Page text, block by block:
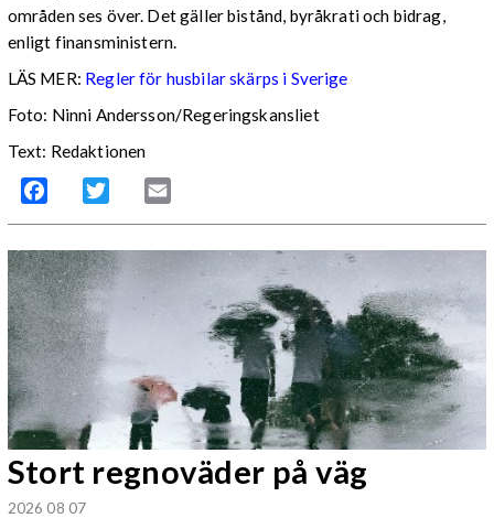
områden ses över. Det gäller bistånd, byråkrati och bidrag,
enligt finansministern.
LÄS MER: Regler för husbilar skärps i Sverige
Foto: Ninni Andersson/Regeringskansliet
Text: Redaktionen
Facebook Twitter
Stort regnoväder på väg
2026 08 07